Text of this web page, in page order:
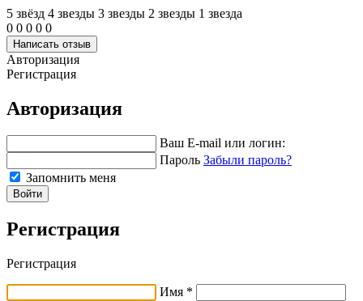
5 звёзд 4 звeзды 3 звeзды 2 звeзды 1 звeзда
0 0 0 0 0
Написать отзыв
Авторизация
Регистрация
Авторизация
Ваш E-mail или логин:
Пароль Забыли пароль?
Запомнить меня
Войти
Регистрация
Регистрация
Имя *